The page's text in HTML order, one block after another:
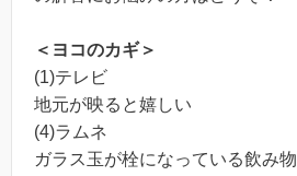
＜ヨコのカギ＞
(1)テレビ
地元が映ると嬉しい
(4)ラムネ
ガラス玉が栓になっている飲み物